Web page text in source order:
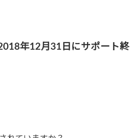
年12月31日にサポート終